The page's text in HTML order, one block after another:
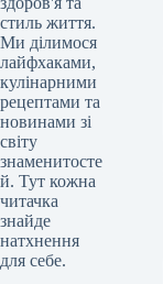
стиль життя.
Ми ділимося
лайфхаками,
кулінарними
рецептами та
новинами зі
світу
знаменитосте
й. Тут кожна
читачка
знайде
натхнення
для себе.